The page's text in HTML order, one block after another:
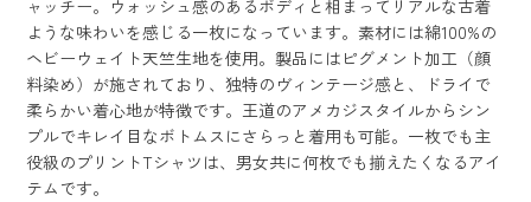
ャッチー。ウォッシュ感のあるボディと相まってリアルな古着
ような味わいを感じる一枚になっています。素材には綿100%の
ヘビーウェイト天竺生地を使用。製品にはピグメント加工（顔
料染め）が施されており、独特のヴィンテージ感と、ドライで
柔らかい着心地が特徴です。王道のアメカジスタイルからシン
プルでキレイ目なボトムスにさらっと着用も可能。一枚でも主
役級のプリントTシャツは、男女共に何枚でも揃えたくなるアイ
テムです。